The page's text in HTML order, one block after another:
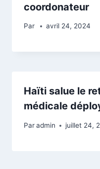
coordonateur
Par avril 24, 2024
Haïti salue le
médicale
Paradmin juillet 24,